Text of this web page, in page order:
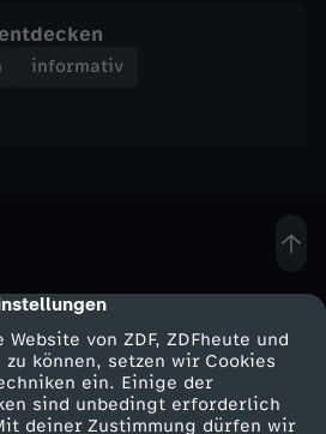
von ZDF, ZDFheute und
können, setzen wir Cookies
ein. Einige der
sind unbedingt erforderlich
deiner Zustimmung dürfen wir
informativ